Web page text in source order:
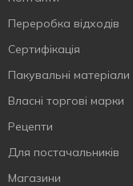
Переробка відходів
Сертифiкацiя
Пакувальні матеріали
Власнi торговi марки
Рецепти
Для постачальників
Магазини